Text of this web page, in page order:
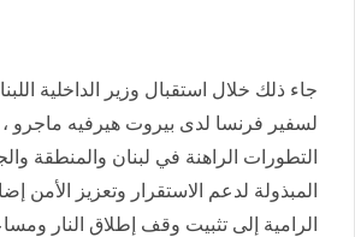
جاء ذلك خلال استقبال وزير الداخلية
لسفير فرنسا لدى بيروت هيرفيه ماجرو
التطورات الراهنة في لبنان والمنطقة
المبذولة لدعم الاستقرار وتعزيز الأمن
الرامية إلى تثبيت وقف إطلاق النار